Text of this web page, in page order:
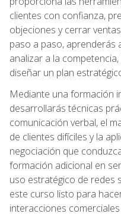
clientes con confianza,
objeciones y cerrar
paso a paso, aprenderás
analizar a la
diseñar un plan
Mediante una formación
desarrollarás técnicas
comunicación verbal, el
de clientes difíciles y la
negociación que
formación adicional en
uso estratégico de redes
este curso listo para
interacciones